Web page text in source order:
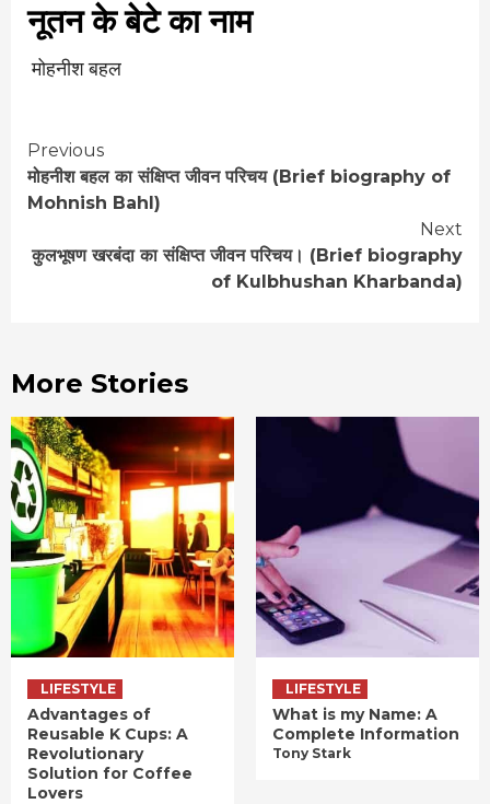
नूतन के बेटे का नाम
मोहनीश बहल
Continue
Reading
Previous
मोहनीश बहल का संक्षिप्त जीवन परिचय (Brief biography of
Mohnish Bahl)
Next
कुलभूषण खरबंदा का संक्षिप्त जीवन परिचय। (Brief biography
of Kulbhushan Kharbanda)
More Stories
LIFESTYLE
Advantages of
Reusable K Cups: A
Revolutionary
Solution for Coffee
Lovers
LIFESTYLE
What is my Name: A
Complete Information
Tony Stark